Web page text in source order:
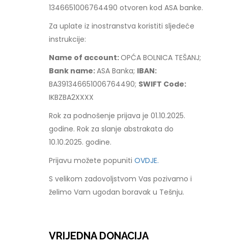
1346651006764490 otvoren kod ASA banke.
Za uplate iz inostranstva koristiti sljedeće
instrukcije:
Name of account:OPĆA BOLNICA TEŠANJ;
Bank name:ASA Banka; IBAN:
BA391346651006764490; SWIFT Code:
IKBZBA2XXXX
Rok za podnošenje prijava je 01.10.2025.
godine. Rok za slanje abstrakata do
10.10.2025. godine.
Prijavu možete popunitiOVDJE.
S velikom zadovoljstvom Vas pozivamo i
želimo Vam ugodan boravak u Tešnju.
VRIJEDNA DONACIJA